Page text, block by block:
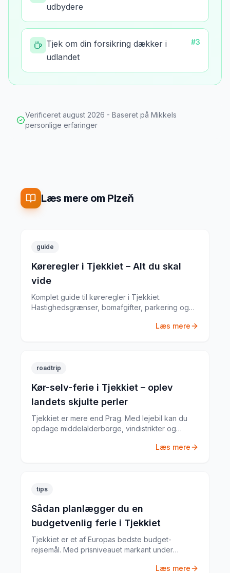
udbydere
Tjek om din forsikring dækker i
udlandet
#3
Verificeret august 2026 - Baseret på Mikkels
personlige erfaringer
Læs mere om Plzeň
guide
Køreregler i Tjekkiet – Alt du skal
vide
Komplet guide til køreregler i Tjekkiet.
Hastighedsgrænser, bomafgifter, parkering og
Læs mere
roadtrip
Kør-selv-ferie i Tjekkiet – oplev
landets skjulte perler
Tjekkiet er mere end Prag. Med lejebil kan du
opdage middelalderborge, vindistrikter og
Læs mere
tips
Sådan planlægger du en
budgetvenlig ferie i Tjekkiet
Tjekkiet er et af Europas bedste budget-
rejsemål. Med prisniveauet markant under
Læs mere